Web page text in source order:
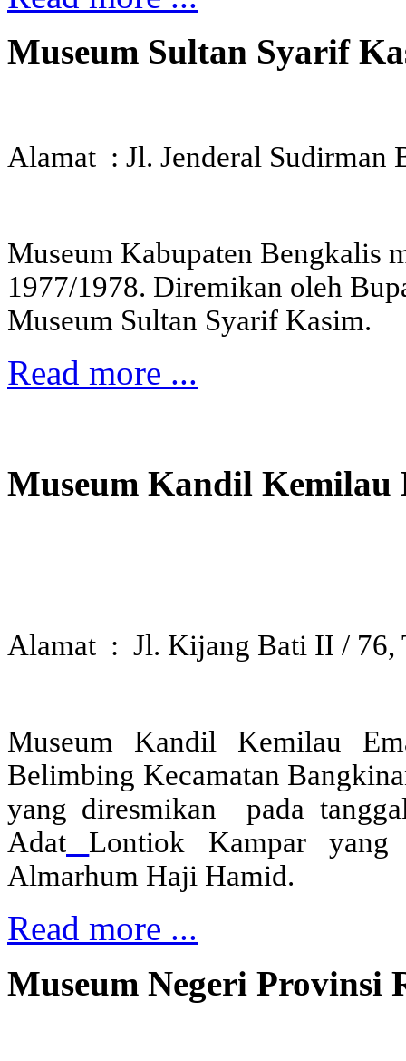
Museum Sultan Syarif
Alamat : Jl. Jenderal Sudirman
Museum Kabupaten Bengkalis
1977/1978. Diremikan oleh
Museum Sultan Syarif Kasim.
Read more ...
Museum Kandil Kemilau
Alamat : Jl. Kijang Bati II / 76,
Museum Kandil Kemilau
Belimbing Kecamatan
yang diresmikan pada
Adat
Lontiok Kampar
yang
Almarhum Haji Hamid.
Read more ...
Museum Negeri